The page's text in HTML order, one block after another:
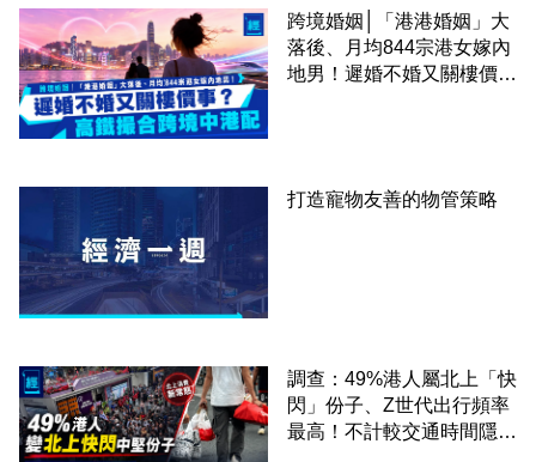
跨境婚姻│「港港婚姻」大
落後、月均844宗港女嫁內
地男！遲婚不婚又關樓價
打造寵物友善的物管策略
調查：49%港人屬北上「快
閃」份子、Z世代出行頻率
最高！不計較交通時間隱形